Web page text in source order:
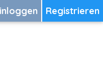
Registrieren